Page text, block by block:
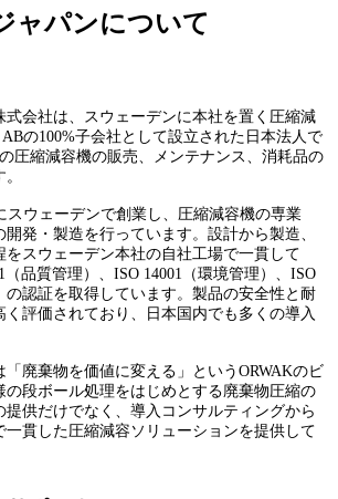
ャパンについて
式会社は、スウェーデンに本社を置く圧縮減
の100%子会社として設立された日本法人で
圧縮減容機の販売、メンテナンス、消耗品の
スウェーデンで創業し、圧縮減容機の専業
開発・製造を行っています。設計から製造、
をスウェーデン本社の自社工場で一貫して
（品質管理）、ISO 14001（環境管理）、ISO
の認証を取得しています。製品の安全性と耐
く評価されており、日本国内でも多くの導入
廃棄物を価値に変える」というORWAKのビ
の段ボール処理をはじめとする廃棄物圧縮の
供だけでなく、導入コンサルティングから
一貫した圧縮減容ソリューションを提供して